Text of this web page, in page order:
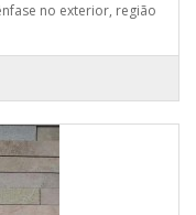
no exterior, região